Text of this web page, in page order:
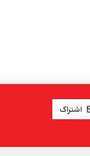
اشتراک